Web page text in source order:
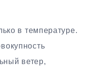
в температуре.
ветер,